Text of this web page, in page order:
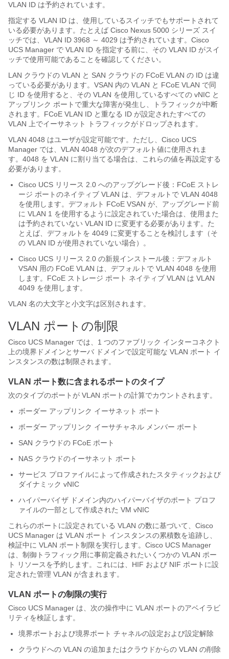
VLAN ID は予約されています。
指定する VLAN ID は、使用しているスイッチでもサポートされて
いる必要があります。たとえば Cisco Nexus 5000 シリーズ スイ
ッチでは、VLAN ID 3968 ～ 4029 は予約されています。 Cisco
UCS Manager で VLAN ID を指定する前に、その VLAN ID がスイ
ッチで使用可能であることを確認してください。
LAN クラウドの VLAN と SAN クラウドの FCoE VLAN の ID は違
っている必要があります。VSAN 内の VLAN と FCoE VLAN で同
じ ID を使用すると、その VLAN を使用しているすべての vNIC と
アップリンク ポートで重大な障害が発生し、トラフィックが中断
されます。FCoE VLAN ID と重なる ID が設定されたすべての
VLAN 上でイーサネット トラフィックがドロップされます。
VLAN 4048 はユーザが設定可能です。ただし、 Cisco UCS
Manager では、VLAN 4048 が次のデフォルト値に使用されま
す。4048 を VLAN に割り当てる場合は、これらの値を再設定する
必要があります。
Cisco UCS リリース 2.0 へのアップグレード後：FCoE ストレ
ージ ポートのネイティブ VLAN は、デフォルトで VLAN 4048
を使用します。デフォルト FCoE VSAN が、アップグレード前
に VLAN 1 を使用するように設定されていた場合は、使用また
は予約されていない VLAN ID に変更する必要があります。た
とえば、デフォルトを 4049 に変更することを検討します（そ
の VLAN ID が使用されていない場合）。
Cisco UCS リリース 2.0 の新規インストール後：デフォルト
VSAN 用の FCoE VLAN は、デフォルトで VLAN 4048 を使用
します。FCoE ストレージ ポート ネイティブ VLAN は VLAN
4049 を使用します。
VLAN 名の大文字と小文字は区別されます。
VLAN ポートの制限
Cisco UCS Manager では、1 つのファブリック インターコネクト
上の境界ドメインとサーバ ドメインで設定可能な VLAN ポート イ
ンスタンスの数は制限されます。
VLAN ポート数に含まれるポートのタイプ
次のタイプのポートが VLAN ポートの計算でカウントされます。
ボーダー アップリンク イーサネット ポート
ボーダー アップリンク イーサチャネル メンバー ポート
SAN クラウドの FCoE ポート
NAS クラウドのイーサネット ポート
サービス プロファイルによって作成されたスタティックおよび
ダイナミック vNIC
ハイパーバイザ ドメイン内のハイパーバイザのポート プロフ
ァイルの一部として作成された VM vNIC
これらのポートに設定されている VLAN の数に基づいて、 Cisco
UCS Manager は VLAN ポート インスタンスの累積数を追跡し、
検証中に VLAN ポート制限を実行します。 Cisco UCS Manager
は、制御トラフィック用に事前定義されたいくつかの VLAN ポー
ト リソースを予約します。これには、HIF および NIF ポートに設
定された管理 VLAN が含まれます。
VLAN ポートの制限の実行
Cisco UCS Manager は、次の操作中に VLAN ポートのアベイラビ
リティを検証します。
境界ポートおよび境界ポート チャネルの設定および設定解除
クラウドへの VLAN の追加またはクラウドからの VLAN の削除